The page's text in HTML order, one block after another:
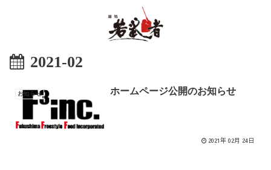
2021-02
お知らせ ホームページ公開のお知らせ
2021年 02月 24日